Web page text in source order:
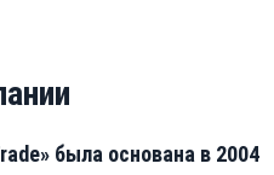
была основана в 2004